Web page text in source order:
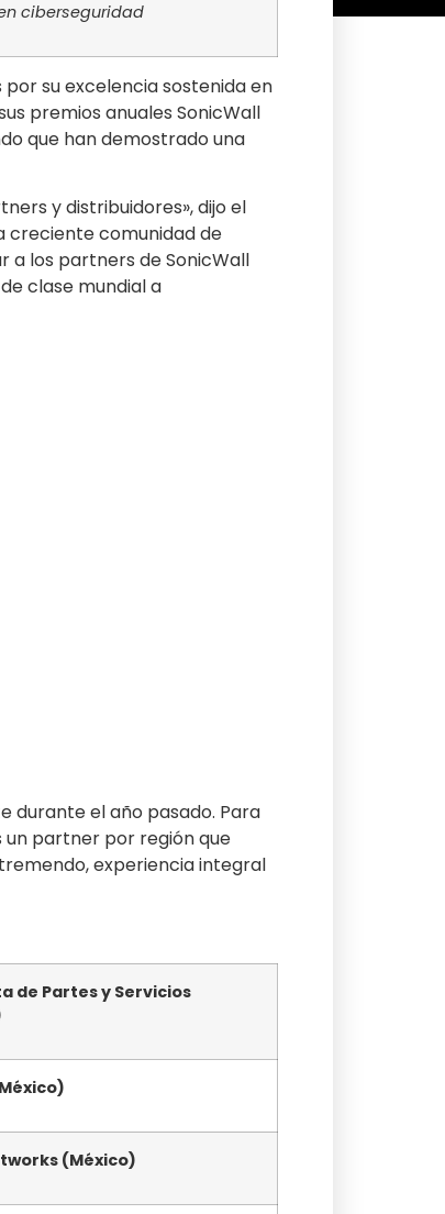
ciberseguridad
su excelencia sostenida en
premios anuales SonicWall
que han demostrado una
y distribuidores», dijo el
creciente comunidad de
a los partners de SonicWall
clase mundial a
durante el año pasado. Para
un partner por región que
experiencia integral
de Partes y Servicios
(México)